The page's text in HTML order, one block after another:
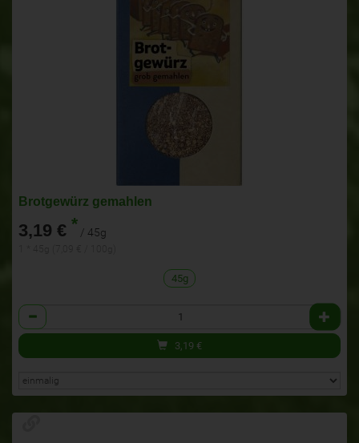
Brotgewürz gemahlen
3,19 € * / 45g
45g
Anzahl
3,19 €